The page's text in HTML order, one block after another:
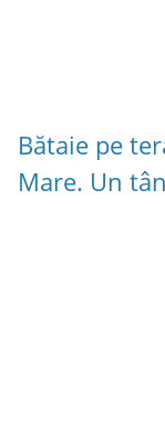
Bătaie pe
Mare. Un